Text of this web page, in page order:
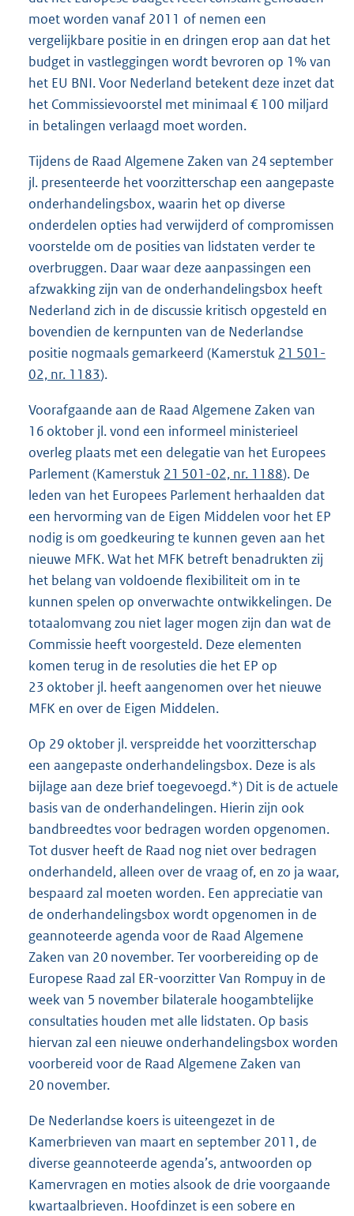
moet worden vanaf 2011 of nemen een
vergelijkbare positie in en dringen erop aan dat het
budget in vastleggingen wordt bevroren op 1% van
het EU BNI. Voor Nederland betekent deze inzet dat
het Commissievoorstel met minimaal € 100 miljard
in betalingen verlaagd moet worden.
Tijdens de Raad Algemene Zaken van 24 september
jl. presenteerde het voorzitterschap een aangepaste
onderhandelingsbox, waarin het op diverse
onderdelen opties had verwijderd of compromissen
voorstelde om de posities van lidstaten verder te
overbruggen. Daar waar deze aanpassingen een
afzwakking zijn van de onderhandelingsbox heeft
Nederland zich in de discussie kritisch opgesteld en
bovendien de kernpunten van de Nederlandse
positie nogmaals gemarkeerd (Kamerstuk 21 501-
02, nr. 1183).
Voorafgaande aan de Raad Algemene Zaken van
16 oktober jl. vond een informeel ministerieel
overleg plaats met een delegatie van het Europees
Parlement (Kamerstuk 21 501-02, nr. 1188). De
leden van het Europees Parlement herhaalden dat
een hervorming van de Eigen Middelen voor het EP
nodig is om goedkeuring te kunnen geven aan het
nieuwe MFK. Wat het MFK betreft benadrukten zij
het belang van voldoende flexibiliteit om in te
kunnen spelen op onverwachte ontwikkelingen. De
totaalomvang zou niet lager mogen zijn dan wat de
Commissie heeft voorgesteld. Deze elementen
komen terug in de resoluties die het EP op
23 oktober jl. heeft aangenomen over het nieuwe
MFK en over de Eigen Middelen.
Op 29 oktober jl. verspreidde het voorzitterschap
een aangepaste onderhandelingsbox. Deze is als
bijlage aan deze brief toegevoegd.*) Dit is de actuele
basis van de onderhandelingen. Hierin zijn ook
bandbreedtes voor bedragen worden opgenomen.
Tot dusver heeft de Raad nog niet over bedragen
onderhandeld, alleen over de vraag of, en zo ja waar,
bespaard zal moeten worden. Een appreciatie van
de onderhandelingsbox wordt opgenomen in de
geannoteerde agenda voor de Raad Algemene
Zaken van 20 november. Ter voorbereiding op de
Europese Raad zal ER-voorzitter Van Rompuy in de
week van 5 november bilaterale hoogambtelijke
consultaties houden met alle lidstaten. Op basis
hiervan zal een nieuwe onderhandelingsbox worden
voorbereid voor de Raad Algemene Zaken van
20 november.
De Nederlandse koers is uiteengezet in de
Kamerbrieven van maart en september 2011, de
diverse geannoteerde agenda’s, antwoorden op
Kamervragen en moties alsook de drie voorgaande
kwartaalbrieven. Hoofdinzet is een sobere en